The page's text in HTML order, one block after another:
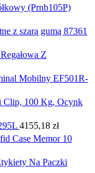
(Prnb105P)
z szarą gumą 87361
Z
Mobilny EF501R-
Clip, 100 Kg, Ocynk
4155,18 zł
Case Memor 10
Na Paczki